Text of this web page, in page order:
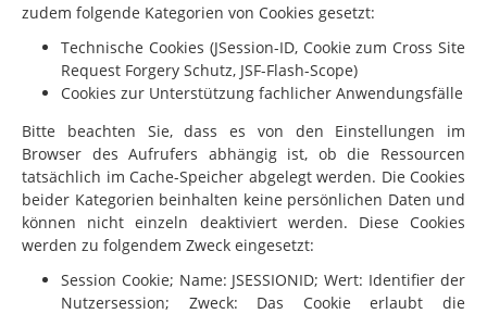
zudem folgende Kategorien von Cookies gesetzt:
Technische Cookies (JSession-ID, Cookie zum Cross Site
Request Forgery Schutz, JSF-Flash-Scope)
Cookies zur Unterstützung fachlicher Anwendungsfälle
Bitte beachten Sie, dass es von den Einstellungen im
Browser des Aufrufers abhängig ist, ob die Ressourcen
tatsächlich im Cache-Speicher abgelegt werden. Die Cookies
beider Kategorien beinhalten keine persönlichen Daten und
können nicht einzeln deaktiviert werden. Diese Cookies
werden zu folgendem Zweck eingesetzt:
Session Cookie; Name: JSESSIONID; Wert: Identifier der
Nutzersession; Zweck: Das Cookie erlaubt die